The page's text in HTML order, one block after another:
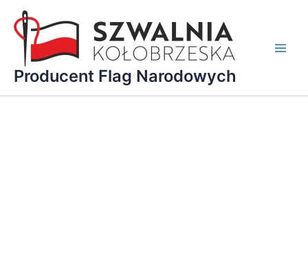
Przejdź
treści
Producent Flag Narodowych